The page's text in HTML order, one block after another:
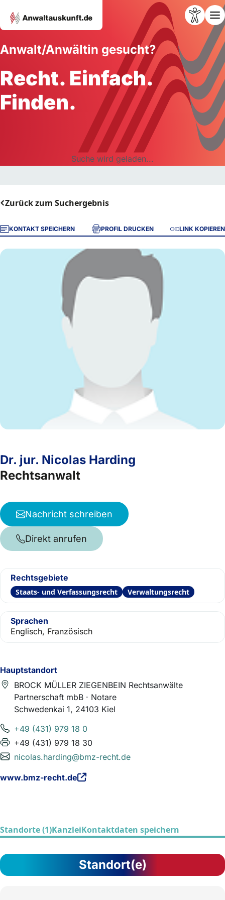
Anwalt/Anwältin gesucht?
Recht. Einfach.
Finden.
Suche wird geladen...
Zurück zum Suchergebnis
KONTAKT SPEICHERN PROFIL DRUCKEN LINK KOPIEREN
Hauptstandort
BROCK MÜLLER ZIEGENBEIN Rechtsanwälte
Partnerschaft mbB · Notare
Schwedenkai 1, 24103 Kiel
+49 (431) 979 18 0
+49 (431) 979 18 30
nicolas.harding@bmz-recht.de
www.bmz-recht.de
Dr. jur. Nicolas Harding
Rechtsanwalt
Nachricht schreiben
Direkt anrufen
Rechtsgebiete
Staats- und Verfassungsrecht Verwaltungsrecht
Sprachen
Englisch, Französisch
Standorte (1)KanzleiKontaktdaten speichern
Standort(e)